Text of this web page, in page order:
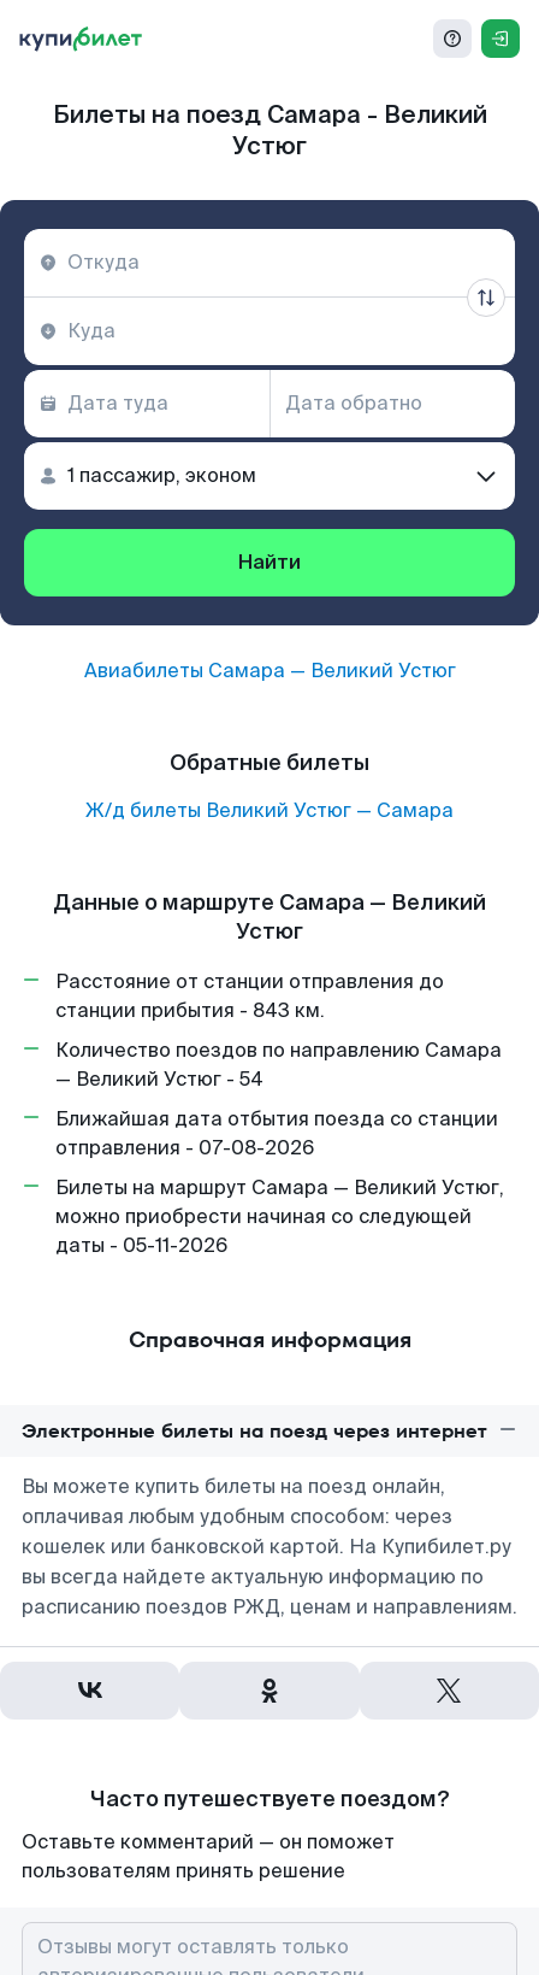
Билеты на поезд Самара - Великий
Устюг
Найти
Авиабилеты Самара — Великий Устюг
Обратные билеты
Ж/д билеты Великий Устюг — Самара
Данные о маршруте Самара — Великий
Устюг
Расстояние от станции отправления до
станции прибытия - 843 км.
Количество поездов по направлению Самара
— Великий Устюг - 54
Ближайшая дата отбытия поезда со станции
отправления - 07-08-2026
Билеты на маршрут Самара — Великий Устюг,
можно приобрести начиная со следующей
даты - 05-11-2026
Справочная информация
Электронные билеты на поезд через интернет
Вы можете купить билеты на поезд онлайн,
оплачивая любым удобным способом: через
кошелек или банковской картой. На Купибилет.ру
вы всегда найдете актуальную информацию по
расписанию поездов РЖД, ценам и направлениям.
Часто путешествуете поездом?
Оставьте комментарий — он поможет
пользователям принять решение